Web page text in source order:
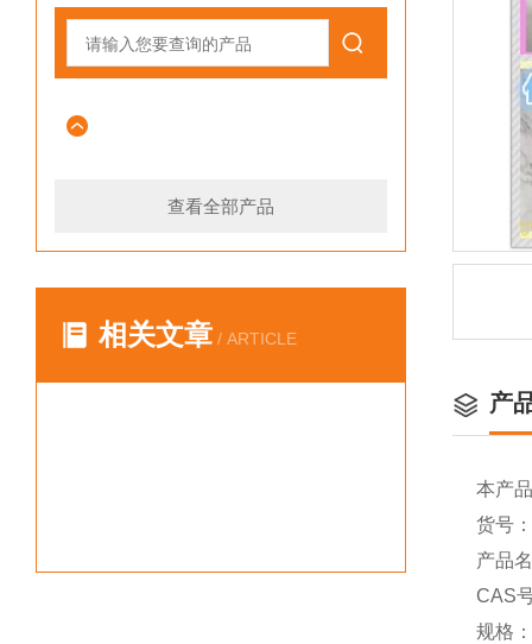
查看全部产品
相关文章 / ARTICLE
产
本产
货号
产品
CAS
规格